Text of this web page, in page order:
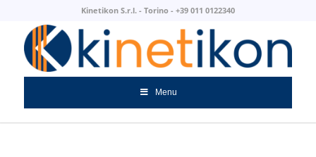
Kinetikon S.r.l. - Torino - +39 011 0122340
Menu